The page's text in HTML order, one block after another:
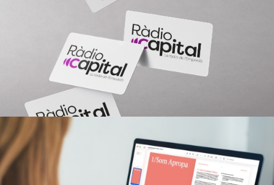
Ràdio Capital
Estratègia de marketing i branding